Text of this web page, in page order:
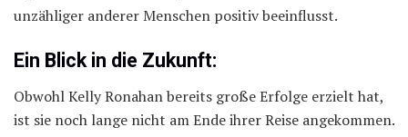
unzähliger anderer Menschen positiv beeinflusst.
Ein Blick in die Zukunft:
Obwohl Kelly Ronahan bereits große Erfolge erzielt hat,
ist sie noch lange nicht am Ende ihrer Reise angekommen.